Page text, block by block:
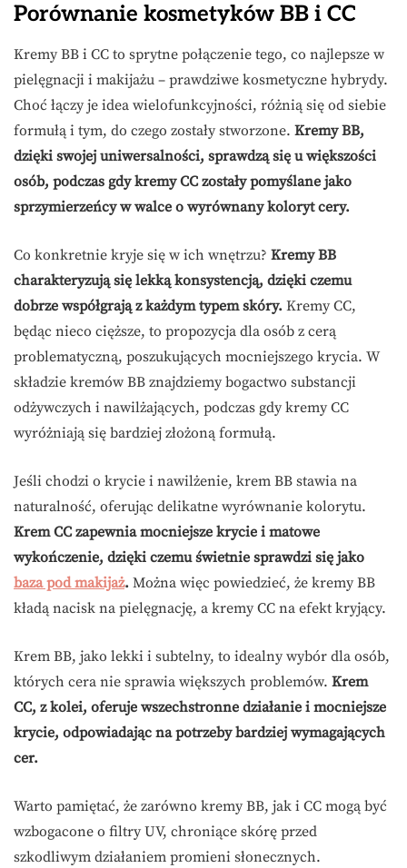
Porównanie kosmetyków BB i CC
Kremy BB i CC to sprytne połączenie tego, co najlepsze w
pielęgnacji i makijażu – prawdziwe kosmetyczne hybrydy.
Choć łączy je idea wielofunkcyjności, różnią się od siebie
formułą i tym, do czego zostały stworzone. Kremy BB,
dzięki swojej uniwersalności, sprawdzą się u większości
osób, podczas gdy kremy CC zostały pomyślane jako
sprzymierzeńcy w walce o wyrównany koloryt cery.
Co konkretnie kryje się w ich wnętrzu? Kremy BB
charakteryzują się lekką konsystencją, dzięki czemu
dobrze współgrają z każdym typem skóry. Kremy CC,
będąc nieco cięższe, to propozycja dla osób z cerą
problematyczną, poszukujących mocniejszego krycia. W
składzie kremów BB znajdziemy bogactwo substancji
odżywczych i nawilżających, podczas gdy kremy CC
wyróżniają się bardziej złożoną formułą.
Jeśli chodzi o krycie i nawilżenie, krem BB stawia na
naturalność, oferując delikatne wyrównanie kolorytu.
Krem CC zapewnia mocniejsze krycie i matowe
wykończenie, dzięki czemu świetnie sprawdzi się jako
baza pod makijaż. Można więc powiedzieć, że kremy BB
kładą nacisk na pielęgnację, a kremy CC na efekt kryjący.
Krem BB, jako lekki i subtelny, to idealny wybór dla osób,
których cera nie sprawia większych problemów. Krem
CC, z kolei, oferuje wszechstronne działanie i mocniejsze
krycie, odpowiadając na potrzeby bardziej wymagających
cer.
Warto pamiętać, że zarówno kremy BB, jak i CC mogą być
wzbogacone o filtry UV, chroniące skórę przed
szkodliwym działaniem promieni słonecznych.